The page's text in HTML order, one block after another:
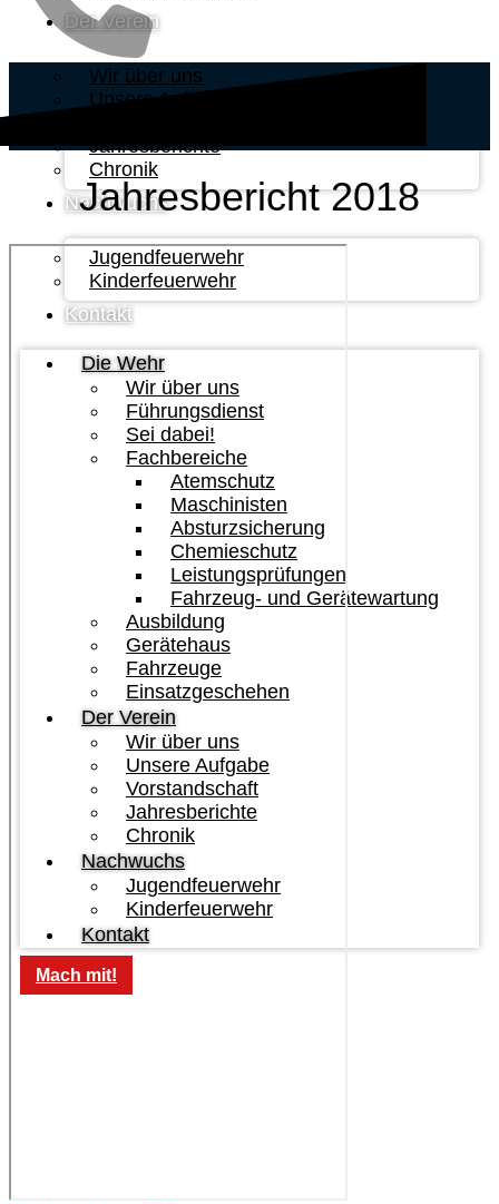
Der Verein
Wir über uns
Unsere Aufgabe
Jahresberichte
Chronik
Nachwuchs
Jugendfeuerwehr
Kinderfeuerwehr
Kontakt
Die Wehr
Wir über uns
Führungsdienst
Sei dabei!
Fachbereiche
Atemschutz
Maschinisten
Absturzsicherung
Chemieschutz
Leistungsprüfungen
Fahrzeug- und Gerätewartung
Ausbildung
Gerätehaus
Fahrzeuge
Einsatzgeschehen
Der Verein
Wir über uns
Unsere Aufgabe
Vorstandschaft
Jahresberichte
Chronik
Nachwuchs
Jugendfeuerwehr
Kinderfeuerwehr
Kontakt
Mach mit!
Jahresbericht 2018